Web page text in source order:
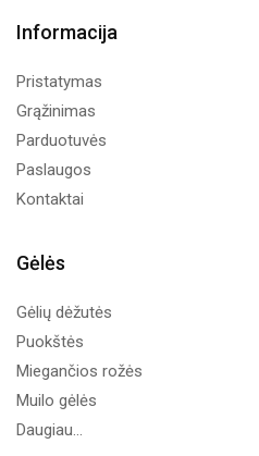
Informacija
Pristatymas
Grąžinimas
Parduotuvės
Paslaugos
Kontaktai
Gėlės
Gėlių dėžutės
Puokštės
Miegančios rožės
Muilo gėlės
Daugiau...